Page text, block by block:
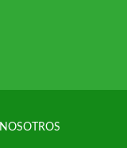
NOSOTROS